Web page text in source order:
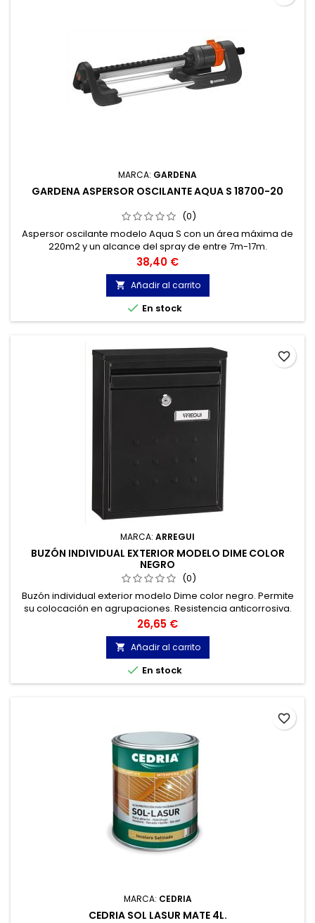
MARCA: GARDENA
GARDENA ASPERSOR OSCILANTE AQUA S 18700-20
(0)
Aspersor oscilante modelo Aqua S con un área máxima de
220m2 y un alcance del spray de entre 7m-17m.
Precio
38,40 €
 Añadir al carrito
 En stock
MARCA: ARREGUI
BUZÓN INDIVIDUAL EXTERIOR MODELO DIME COLOR
NEGRO
(0)
Buzón individual exterior modelo Dime color negro. Permite
su colocación en agrupaciones. Resistencia anticorrosiva.
Precio
26,65 €
 Añadir al carrito
 En stock
favorite_border
MARCA: CEDRIA
CEDRIA SOL LASUR MATE 4L.
favorite_border